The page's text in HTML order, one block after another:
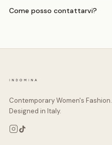
Come posso contattarvi?
Contemporary Women's Fashion.
Designed in Italy.